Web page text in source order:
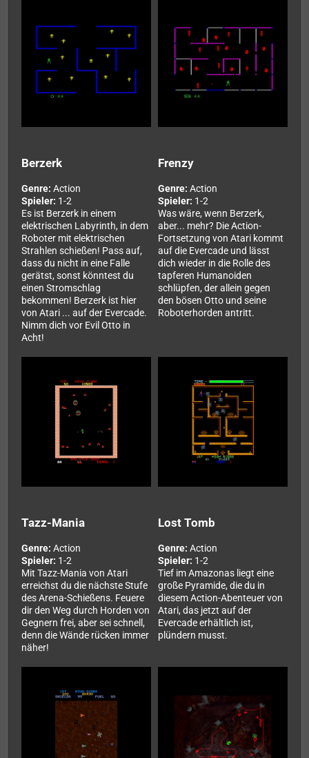
Berzerk
Genre: Action
Spieler: 1-2
Es ist Berzerk in einem
elektrischen Labyrinth, in dem
Roboter mit elektrischen
Strahlen schießen! Pass auf,
dass du nicht in eine Falle
gerätst, sonst könntest du
einen Stromschlag
bekommen! Berzerk ist hier
von Atari ... auf der Evercade.
Nimm dich vor Evil Otto in
Acht!
Frenzy
Genre: Action
Spieler: 1-2
Was wäre, wenn Berzerk,
aber... mehr? Die Action-
Fortsetzung von Atari kommt
auf die Evercade und lässt
dich wieder in die Rolle des
tapferen Humanoiden
schlüpfen, der allein gegen
den bösen Otto und seine
Roboterhorden antritt.
Tazz-Mania
Genre: Action
Spieler: 1-2
Mit Tazz-Mania von Atari
erreichst du die nächste Stufe
des Arena-Schießens. Feuere
dir den Weg durch Horden von
Gegnern frei, aber sei schnell,
denn die Wände rücken immer
näher!
Lost Tomb
Genre: Action
Spieler: 1-2
Tief im Amazonas liegt eine
große Pyramide, die du in
diesem Action-Abenteuer von
Atari, das jetzt auf der
Evercade erhältlich ist,
plündern musst.